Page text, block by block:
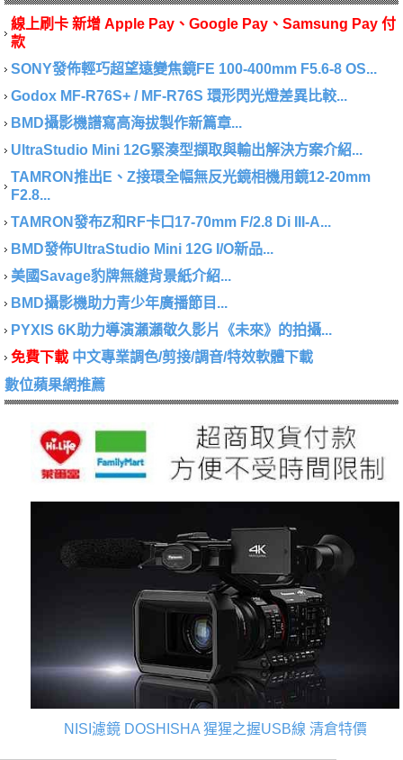
線上刷卡 新增 Apple Pay、Google Pay、Samsung Pay 付
款
SONY發佈輕巧超望遠變焦鏡FE 100-400mm F5.6-8 OS...
Godox MF-R76S+ / MF-R76S 環形閃光燈差異比較...
BMD攝影機譜寫高海拔製作新篇章...
UltraStudio Mini 12G緊湊型擷取與輸出解決方案介紹...
TAMRON推出E、Z接環全幅無反光鏡相機用鏡12-20mm
F2.8...
TAMRON發布Z和RF卡口17-70mm F/2.8 Di III-A...
BMD發佈UltraStudio Mini 12G I/O新品...
美國Savage豹牌無縫背景紙介紹...
BMD攝影機助力青少年廣播節目...
PYXIS 6K助力導演瀨瀨敬久影片《未來》的拍攝...
免費下載 中文專業調色/剪接/調音/特效軟體下載
數位蘋果網推薦
NISI濾鏡 DOSHISHA 猩猩之握USB線 清倉特價